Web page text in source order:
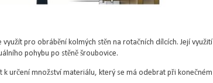
pro obrábění kolmých stěn na rotačních dílcích. Její využití
pohybu po stěně šroubovice.
určení množství materiálu, který se má odebrat při konečném